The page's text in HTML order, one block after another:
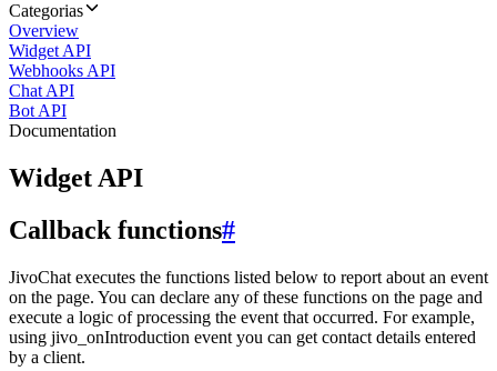
Categorias
Overview
Widget API
Webhooks API
Chat API
Bot API
Documentation
Widget API
Callback functions#
JivoChat executes the functions listed below to report about an event
on the page. You can declare any of these functions on the page and
execute a logic of processing the event that occurred. For example,
using jivo_onIntroduction event you can get contact details entered
by a client.